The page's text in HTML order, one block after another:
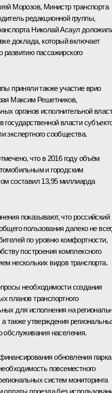
Морозов, Министр транспорта
редакционной группы,
Николай Асаул
доклада, который включает
пассажирского
приняли также участие врио
Максим Решетников,
органов исполнительной
государственной власти
экспертного сообщества.
что в 2016 году объём
и городским
составил 13,95 миллиарда
показывают, что российский
пользования далеко не
по уровню комфортности,
построения комплексного
нескольких видов транспорта.
необходимости создания
планов транспортного
для исполнения на
также утверждения
обслуживания населения.
обновления парка
повсеместного
систем мониторинга
оплаты проезда без